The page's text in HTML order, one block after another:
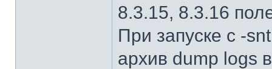
8.3.15, 8.3.16
При запуске с -
архив dump logs